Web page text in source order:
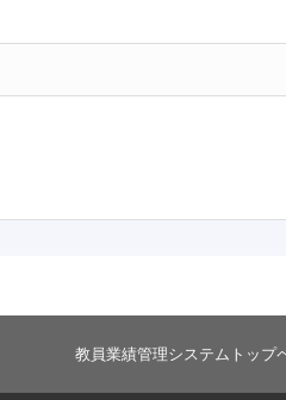
教員業績管理システムトップ